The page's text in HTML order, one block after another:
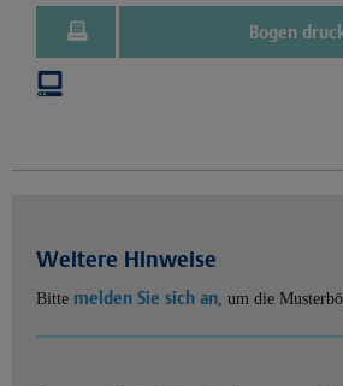
Bogen
Weitere Hinweise
Bitte melden Sie sich an, um die